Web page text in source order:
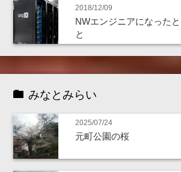
2018/12/09
NWエンジニアになった
と
みなとみらい
2025/07/24
元町公園の桜